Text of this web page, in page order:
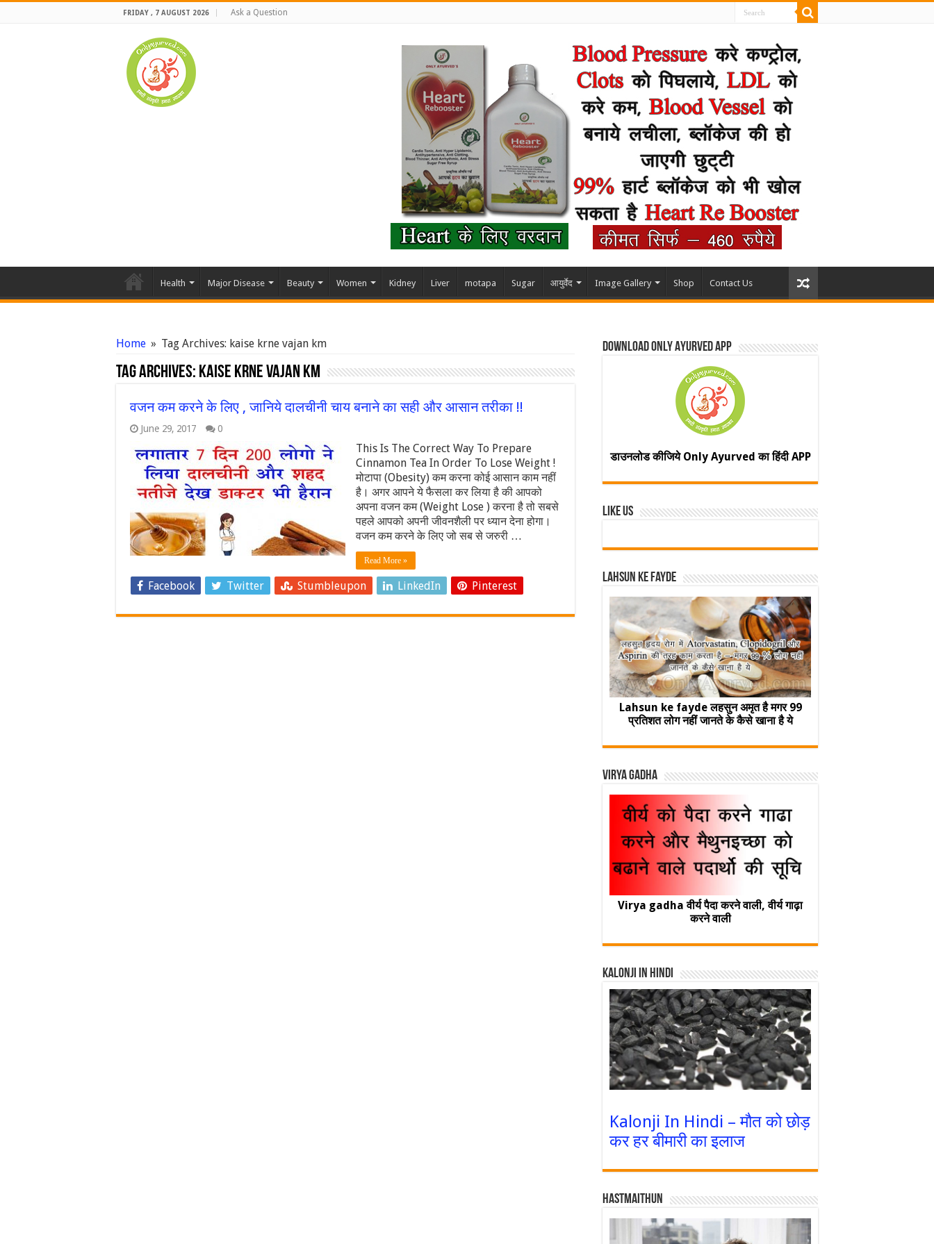
FRIDAY , 7 AUGUST 2026 Ask a Question
Health Major Disease Beauty Women Kidney Liver motapa Sugar आयुर्वेद Image Gallery Shop Contact Us
Home » Tag Archives: kaise krne vajan km
Tag Archives: kaise krne vajan km
वजन कम करने के लिए , जानिये दालचीनी चाय बनाने का सही और आसान तरीका !!
June 29, 2017 0
This Is The Correct Way To Prepare
Cinnamon Tea In Order To Lose Weight !
मोटापा (Obesity) कम करना कोई आसान काम नहीं
है। अगर आपने ये फैसला कर लिया है की आपको
अपना वजन कम (Weight Lose ) करना है तो सबसे
पहले आपको अपनी जीवनशैली पर ध्यान देना होगा।
वजन कम करने के लिए जो सब से जरुरी …
Read More »
Facebook Twitter Stumbleupon LinkedIn Pinterest
Download Only Ayurved App
डाउनलोड कीजिये Only Ayurved का हिंदी APP
Like Us
Lahsun ke fayde
Lahsun ke fayde लहसुन अमृत है मगर 99
प्रतिशत लोग नहीं जानते के कैसे खाना है ये
Virya Gadha
Virya gadha वीर्य पैदा करने वाली, वीर्य गाढ़ा
करने वाली
Kalonji In Hindi
Kalonji In Hindi – मौत को छोड़
कर हर बीमारी का इलाज
Hastmaithun